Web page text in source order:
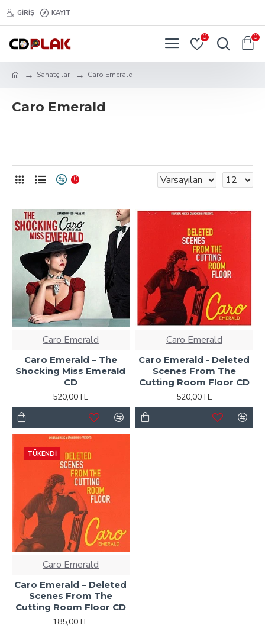
GIRIŞ KAYIT
0 0
Sanatçılar Caro Emerald
Caro Emerald
0
Caro Emerald
Caro Emerald ‎– The
Shocking Miss Emerald
CD
520,00TL
Caro Emerald
Caro Emerald - Deleted
Scenes From The
Cutting Room Floor CD
520,00TL
TÜKENDI
Caro Emerald
Caro Emerald ‎– Deleted
Scenes From The
Cutting Room Floor CD
185,00TL